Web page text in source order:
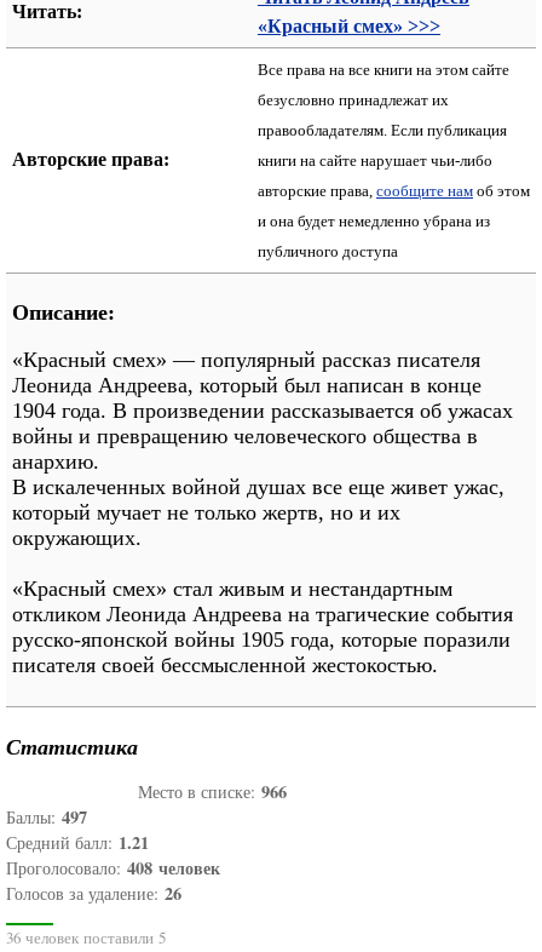
Читать:
«Красный смех» >>>
Авторские права:
Все права на все книги на этом сайте
безусловно принадлежат их
правообладателям. Если публикация
книги на сайте нарушает чьи-либо
авторские права, сообщите нам об этом
и она будет немедленно убрана из
публичного доступа
Описание:
«Красный смех» — популярный рассказ писателя
Леонида Андреева, который был написан в конце
1904 года. В произведении рассказывается об ужасах
войны и превращению человеческого общества в
анархию.
В искалеченных войной душах все еще живет ужас,
который мучает не только жертв, но и их
окружающих.
«Красный смех» стал живым и нестандартным
откликом Леонида Андреева на трагические события
русско-японской войны 1905 года, которые поразили
писателя своей бессмысленной жестокостью.
Статистика
Место в списке: 966
Баллы: 497
Средний балл: 1.21
Проголосовало: 408 человек
Голосов за удаление: 26
36 человек поставили 5